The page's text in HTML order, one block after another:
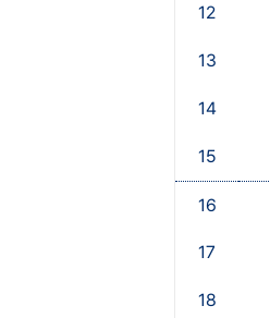
12
13
14
15
16
17
18